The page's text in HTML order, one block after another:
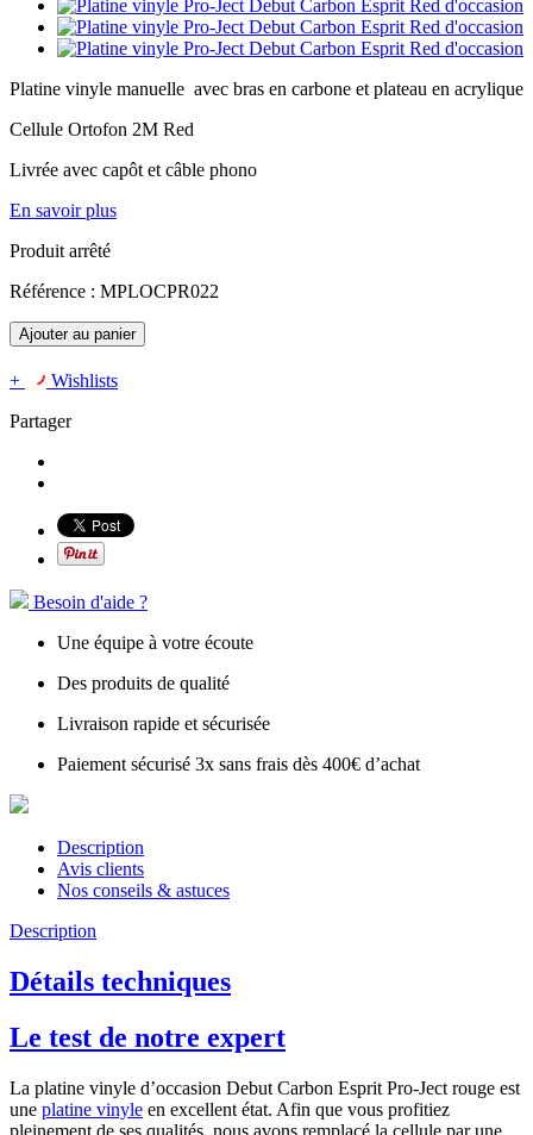
Platine vinyle manuelle avec bras en carbone et plateau en acrylique
Cellule Ortofon 2M Red
Livrée avec capôt et câble phono
En savoir plus
Produit arrêté
Référence : MPLOCPR022
Ajouter au panier
+
Wishlists
Partager
Besoin d'aide ?
Une équipe à votre écoute
Des produits de qualité
Livraison rapide et sécurisée
Paiement sécurisé 3x sans frais dès 400€ d’achat
Description
Avis clients
Nos conseils & astuces
Description
Détails techniques
Le test de notre expert
La platine vinyle d’occasion Debut Carbon Esprit Pro-Ject rouge est
une platine vinyle en excellent état. Afin que vous profitiez